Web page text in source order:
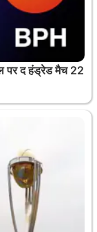
पर द हंड्रेड मैच 22